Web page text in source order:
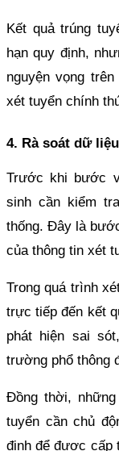
Kết quả trúng
hạn quy định,
nguyện vọng
xét tuyển chính
4. Rà soát dữ
Trước khi bước
sinh cần kiểm
thống. Đây là
của thông tin xét
Trong quá trình
trực tiếp đến kết
phát hiện sai
trường phổ thông
Đồng thời,
tuyển cần chủ
định để được cấp